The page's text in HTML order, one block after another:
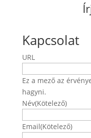
Kapcsolat
URL
Ez a mező az
hagyni.
Név(Kötelező)
Email(Kötelező)